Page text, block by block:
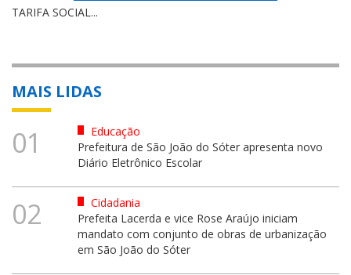
TARIFA SOCIAL...
MAIS LIDAS
01
Educação
Prefeitura de São João do Sóter apresenta novo
Diário Eletrônico Escolar
02
Cidadania
Prefeita Lacerda e vice Rose Araújo iniciam
mandato com conjunto de obras de urbanização
em São João do Sóter